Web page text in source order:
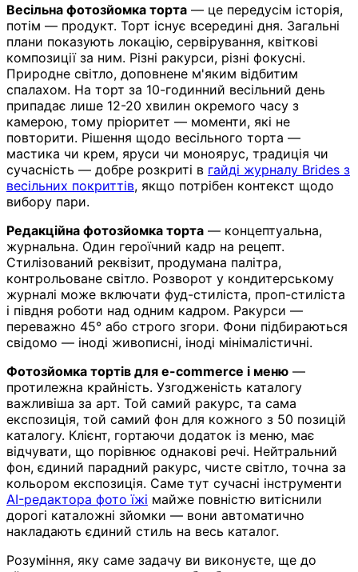
Весільна фотозйомка торта — це передусім історія,
потім — продукт. Торт існує всередині дня. Загальні
плани показують локацію, сервірування, квіткові
композиції за ним. Різні ракурси, різні фокусні.
Природне світло, доповнене м'яким відбитим
спалахом. На торт за 10-годинний весільний день
припадає лише 12-20 хвилин окремого часу з
камерою, тому пріоритет — моменти, які не
повторити. Рішення щодо весільного торта —
мастика чи крем, яруси чи моноярус, традиція чи
сучасність — добре розкриті в гайді журналу Brides з
весільних покриттів, якщо потрібен контекст щодо
вибору пари.
Редакційна фотозйомка торта — концептуальна,
журнальна. Один героїчний кадр на рецепт.
Стилізований реквізит, продумана палітра,
контрольоване світло. Розворот у кондитерському
журналі може включати фуд-стиліста, проп-стиліста
і півдня роботи над одним кадром. Ракурси —
переважно 45° або строго згори. Фони підбираються
свідомо — іноді живописні, іноді мінімалістичні.
Фотозйомка тортів для e-commerce і меню —
протилежна крайність. Узгодженість каталогу
важливіша за арт. Той самий ракурс, та сама
експозиція, той самий фон для кожного з 50 позицій
каталогу. Клієнт, гортаючи додаток із меню, має
відчувати, що порівнює однакові речі. Нейтральний
фон, єдиний парадний ракурс, чисте світло, точна за
кольором експозиція. Саме тут сучасні інструменти
AI-редактора фото їжі майже повністю витіснили
дорогі каталожні зйомки — вони автоматично
накладають єдиний стиль на весь каталог.
Розуміння, яку саме задачу ви виконуєте, ще до